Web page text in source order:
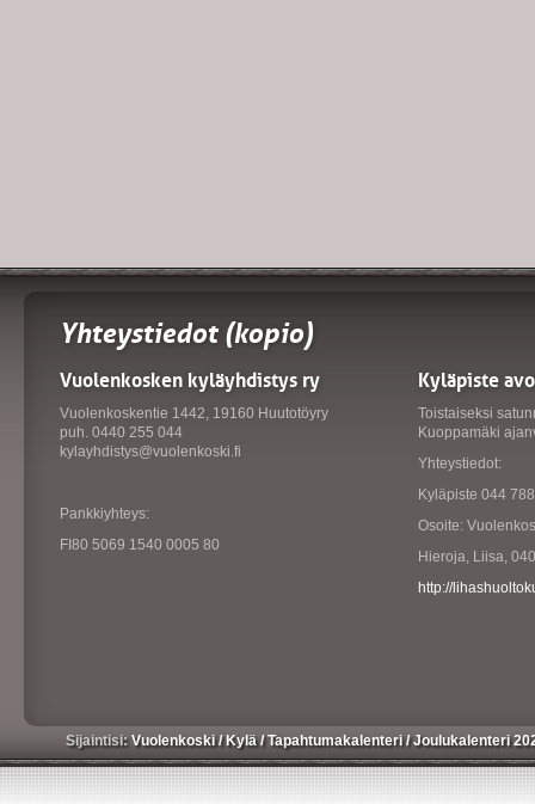
Yhteystiedot (kopio)
Vuolenkosken kyläyhdistys ry
Vuolenkoskentie 1442, 19160 Huutotöyry
puh. 0440 255 044
kylayhdistys@vuolenkoski.fi
Pankkiyhteys:
FI80 5069 1540 0005 80
Kyläpiste
Toistaiseksi
Kuoppamäki
Yhteystiedot:
Kyläpiste 044
Osoite:
Hieroja, Liisa,
http://
Sijaintisi:Vuolenkoski/ Kylä/Tapahtumakalenteri/Joulukalenteri